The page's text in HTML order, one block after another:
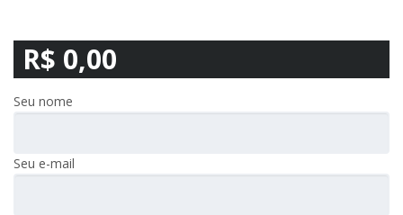
R$ 0,00
Seu nome
Seu e-mail